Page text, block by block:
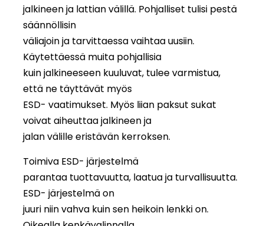
jalkineen ja lattian välillä. Pohjalliset tulisi pestä
säännöllisin
väliajoin ja tarvittaessa vaihtaa uusiin.
Käytettäessä muita pohjallisia
kuin jalkineeseen kuuluvat, tulee varmistua,
että ne täyttävät myös
ESD- vaatimukset. Myös liian paksut sukat
voivat aiheuttaa jalkineen ja
jalan välille eristävän kerroksen.
Toimiva ESD- järjestelmä
parantaa tuottavuutta, laatua ja turvallisuutta.
ESD- järjestelmä on
juuri niin vahva kuin sen heikoin lenkki on.